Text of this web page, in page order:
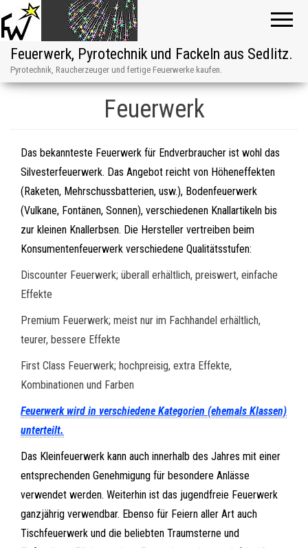
Feuerwerk, Pyrotechnik und Fackeln aus Sedlitz.
Pyrotechnik, Raucherzeuger und fertige Feuerwerke kaufen.
Feuerwerk
Das bekannteste Feuerwerk für Endverbraucher ist wohl das
Silvesterfeuerwerk. Das Angebot reicht von Höheneffekten
(Raketen, Mehrschussbatterien, usw.), Bodenfeuerwerk
(Vulkane, Fontänen, Sonnen), verschiedenen Knallartikeln bis
zur kleinen Knallerbsen. Die Hersteller vertreiben beim
Konsumentenfeuerwerk verschiedene Qualitätsstufen:
Discounter Feuerwerk; überall erhältlich, preiswert, einfache
Effekte
Premium Feuerwerk; meist nur im Fachhandel erhältlich,
teurer, bessere Effekte
First Class Feuerwerk; hochpreisig, extra Effekte,
Kombinationen und Farben
Feuerwerk wird in verschiedene Kategorien (ehemals Klassen)
unterteilt.
Das Kleinfeuerwerk kann auch innerhalb des Jahres mit einer
entsprechenden Genehmigung für besondere Anlässe
verwendet werden. Weiterhin ist das jugendfreie Feuerwerk
ganzjährig verwendbar. Ebenso für Feiern aller Art auch
Tischfeuerwerk und die beliebten Traumsterne und